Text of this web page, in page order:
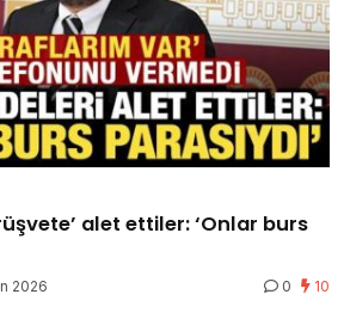
alet ettiler: ‘Onlar burs
2026 0 10